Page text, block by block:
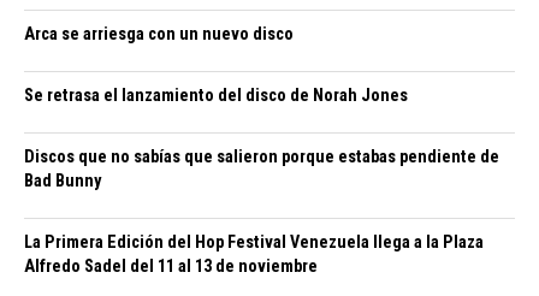
Arca se arriesga con un nuevo disco
Se retrasa el lanzamiento del disco de Norah Jones
Discos que no sabías que salieron porque estabas pendiente de
Bad Bunny
La Primera Edición del Hop Festival Venezuela llega a la Plaza
Alfredo Sadel del 11 al 13 de noviembre